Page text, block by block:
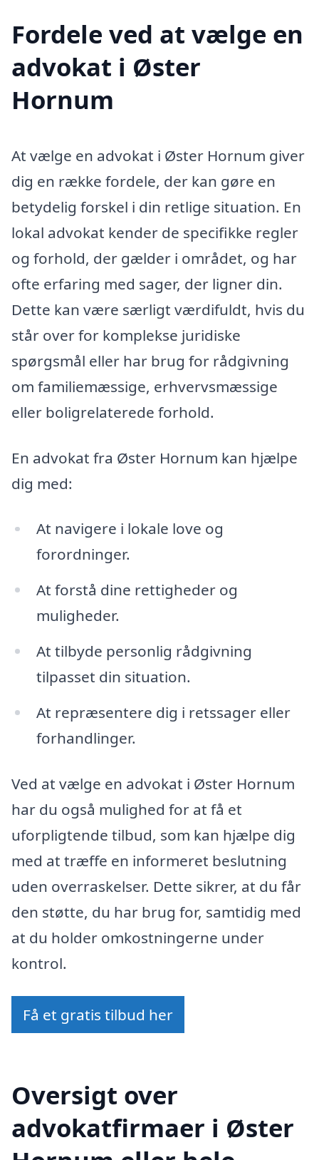
Fordele ved at vælge en
advokat i Øster
Hornum
At vælge en advokat i Øster Hornum giver
dig en række fordele, der kan gøre en
betydelig forskel i din retlige situation. En
lokal advokat kender de specifikke regler
og forhold, der gælder i området, og har
ofte erfaring med sager, der ligner din.
Dette kan være særligt værdifuldt, hvis du
står over for komplekse juridiske
spørgsmål eller har brug for rådgivning
om familiemæssige, erhvervsmæssige
eller boligrelaterede forhold.
En advokat fra Øster Hornum kan hjælpe
dig med:
At navigere i lokale love og
forordninger.
At forstå dine rettigheder og
muligheder.
At tilbyde personlig rådgivning
tilpasset din situation.
At repræsentere dig i retssager eller
forhandlinger.
Ved at vælge en advokat i Øster Hornum
har du også mulighed for at få et
uforpligtende tilbud, som kan hjælpe dig
med at træffe en informeret beslutning
uden overraskelser. Dette sikrer, at du får
den støtte, du har brug for, samtidig med
at du holder omkostningerne under
kontrol.
Få et gratis tilbud her
Oversigt over
advokatfirmaer i Øster